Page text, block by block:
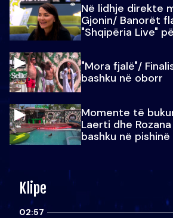
Në lidhje direkte
Gjonin/ Banorët
"Shqipëria Live"
"Mora fjalë"/
bashku në oborr
Momente të
Laerti dhe
bashku në pishinë
Klipe
02:57